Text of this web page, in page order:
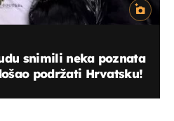
snimili neka poznata
podržati Hrvatsku!